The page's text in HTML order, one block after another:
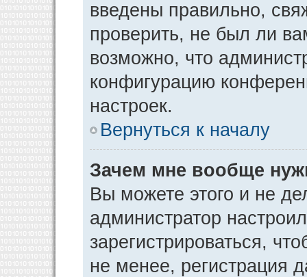
введены правильно,
проверить, не был ли
возможно, что
конфигурацию
настроек.
Вернуться к началу
Зачем мне вообще
Вы можете этого и не
администратор
зарегистрироваться,
не менее, регистрация